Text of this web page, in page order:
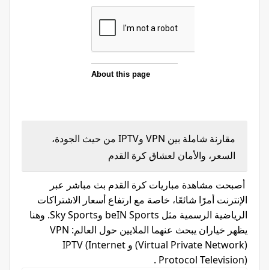
مقارنة شاملة بين VPN وIPTV من حيث الجودة،
السعر، والأمان لعشاق كرة القدم
أصبحت مشاهدة مباريات كرة القدم بث مباشر عبر
الإنترنت أمرًا شائعًا، خاصة مع ارتفاع أسعار الاشتراكات
الرياضية الرسمية مثل beIN Sports وSky Sports. وهنا
يظهر خياران يبحث عنهما الملايين حول العالم: VPN
(Virtual Private Network) و IPTV (Internet
Protocol Television) .